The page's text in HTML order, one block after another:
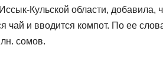
Кульской области,
чай и вводится компот. По ее
сомов.